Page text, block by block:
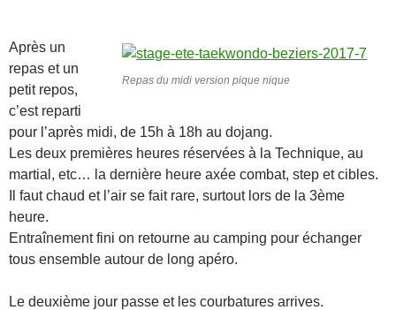
Repas du midi version pique nique
Après un
repas et un
petit repos,
c’est reparti
pour l’après midi, de 15h à 18h au dojang.
Les deux premières heures réservées à la Technique, au
martial, etc… la dernière heure axée combat, step et cibles.
Il faut chaud et l’air se fait rare, surtout lors de la 3ème
heure.
Entraînement fini on retourne au camping pour échanger
tous ensemble autour de long apéro.
Le deuxième jour passe et les courbatures arrives.